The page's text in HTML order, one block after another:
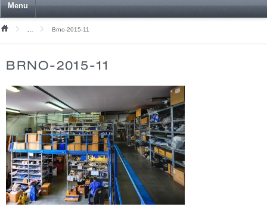
Menu
NezařazenéBrno-2015-11
BRNO-2015-11